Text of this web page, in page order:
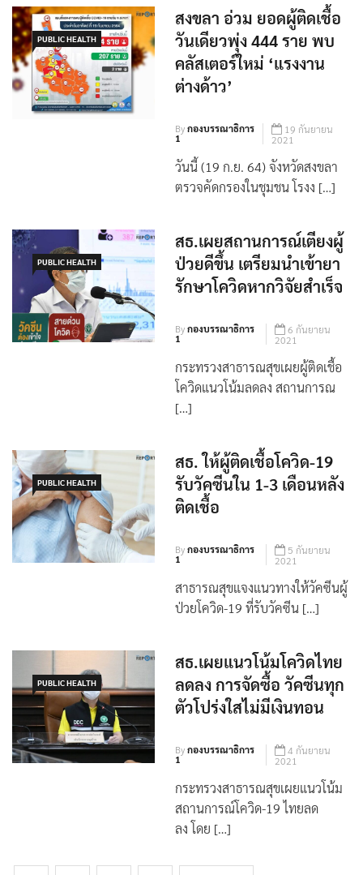
PUBLIC HEALTH
สงขลา อ่วม ยอดผู้ติดเชื้อ
วันเดียวพุ่ง 444 ราย พบ
คลัสเตอร์ใหม่ ‘แรงงาน
ต่างด้าว’
Byกองบรรณาธิการ
1
19 กันยายน
2021
วันนี้ (19 ก.ย. 64) จังหวัดสงขลา
ตรวจคัดกรองในชุมชน โรงง […]
PUBLIC HEALTH
สธ.เผยสถานการณ์เตียงผู้
ป่วยดีขึ้น เตรียมนำเข้ายา
รักษาโควิดหากวิจัยสำเร็จ
Byกองบรรณาธิการ
1
6 กันยายน
2021
กระทรวงสาธารณสุขเผยผู้ติดเชื้อ
โควิดแนวโน้มลดลง สถานการณ
[…]
PUBLIC HEALTH
สธ. ให้ผู้ติดเชื้อโควิด-19
รับวัคซีนใน 1-3 เดือนหลัง
ติดเชื้อ
Byกองบรรณาธิการ
1
5 กันยายน
2021
สาธารณสุขแจงแนวทางให้วัคซีนผู้
ป่วยโควิด-19 ที่รับวัคซีน […]
PUBLIC HEALTH
สธ.เผยแนวโน้มโควิดไทย
ลดลง การจัดซื้อ วัคซีนทุก
ตัวโปร่งใสไม่มีเงินทอน
Byกองบรรณาธิการ
1
4 กันยายน
2021
กระทรวงสาธารณสุขเผยแนวโน้ม
สถานการณ์โควิด-19 ไทยลด
ลง โดย […]